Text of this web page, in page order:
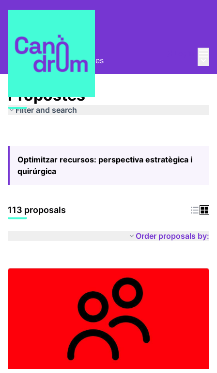
Pla Estratègic Propostes
Propostes
Filter and search
Optimitzar recursos: perspectiva estratègica i
quirúrgica
113 proposals
Order proposals by: